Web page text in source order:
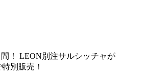
！ LEON別注サルシッチャが
別販売！